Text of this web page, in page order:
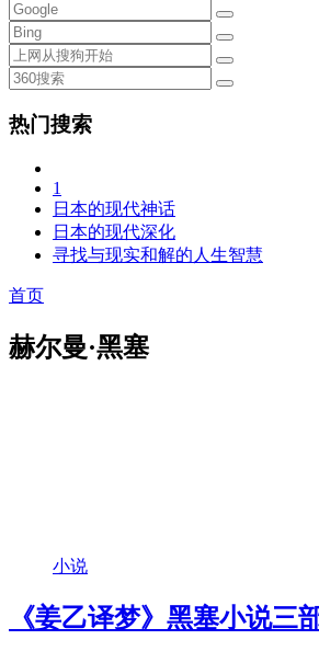
热门搜索
1
日本的现代神话
日本的现代深化
寻找与现实和解的人生智慧
首页
赫尔曼·黑塞
小说
《姜乙译梦》黑塞小说